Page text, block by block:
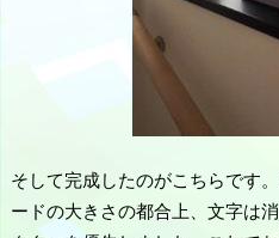
そして完成したのがこちらです
ードの大きさの都合上、文字は